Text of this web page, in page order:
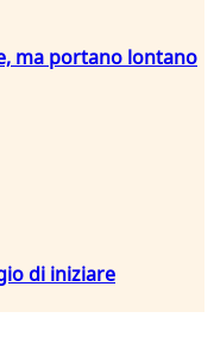
ma portano lontano
di iniziare